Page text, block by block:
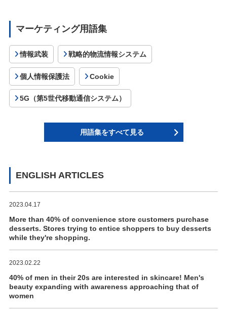
マーケティング用語集
情報武装 戦略的物流情報システム
個人情報保護法 Cookie
5G（第5世代移動通信システム）
用語集をすべて見る
ENGLISH ARTICLES
2023.04.17
More than 40% of convenience store customers purchase
desserts. Stores trying to entice shoppers to buy desserts
while they're shopping.
2023.02.22
40% of men in their 20s are interested in skincare! Men's
beauty expanding with awareness approaching that of
women